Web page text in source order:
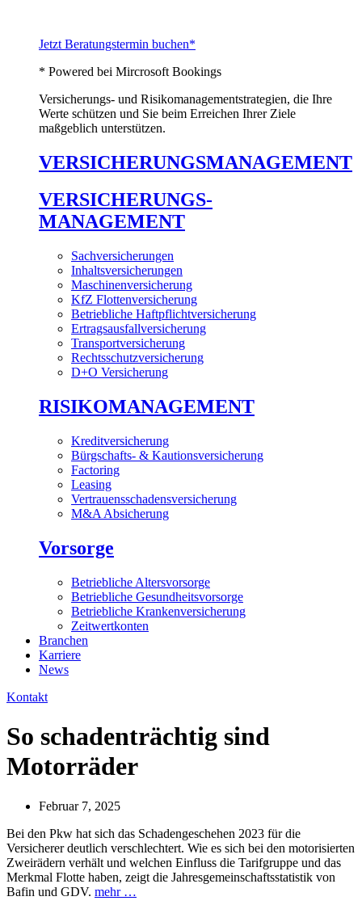
Jetzt Beratungstermin buchen*
* Powered bei Mircrosoft Bookings
Versicherungs- und Risikomanagementstrategien, die Ihre
Werte schützen und Sie beim Erreichen Ihrer Ziele
maßgeblich unterstützen.
VERSICHERUNGSMANAGEMENT
VERSICHERUNGS-
MANAGEMENT
Sachversicherungen
Inhaltsversicherungen
Maschinenversicherung
KfZ Flottenversicherung
Betriebliche Haftpflichtversicherung
Ertragsausfallversicherung
Transportversicherung
Rechtsschutzversicherung
D+O Versicherung
RISIKOMANAGEMENT
Kreditversicherung
Bürgschafts- & Kautionsversicherung
Factoring
Leasing
Vertrauensschadensversicherung
M&A Absicherung
Vorsorge
Betriebliche Altersvorsorge
Betriebliche Gesundheitsvorsorge
Betriebliche Krankenversicherung
Zeitwertkonten
Branchen
Karriere
News
Kontakt
So schadenträchtig sind
Motorräder
Februar 7, 2025
Bei den Pkw hat sich das Schadengeschehen 2023 für die
Versicherer deutlich verschlechtert. Wie es sich bei den motorisierten
Zweirädern verhält und welchen Einfluss die Tarifgruppe und das
Merkmal Flotte haben, zeigt die Jahresgemeinschaftsstatistik von
Bafin und GDV. mehr …